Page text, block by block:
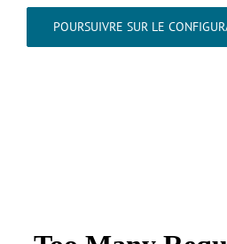
POURSUIVRE SUR LE